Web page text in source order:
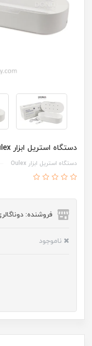
دستگاه استريل ابزار Oulex
دستگاه استريل ابزار Oulex
فروشنده:
ناموجود